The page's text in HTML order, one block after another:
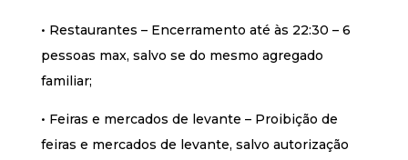
• Restaurantes – Encerramento até às 22:30 – 6
pessoas max, salvo se do mesmo agregado
familiar;
• Feiras e mercados de levante – Proibição de
feiras e mercados de levante, salvo autorização